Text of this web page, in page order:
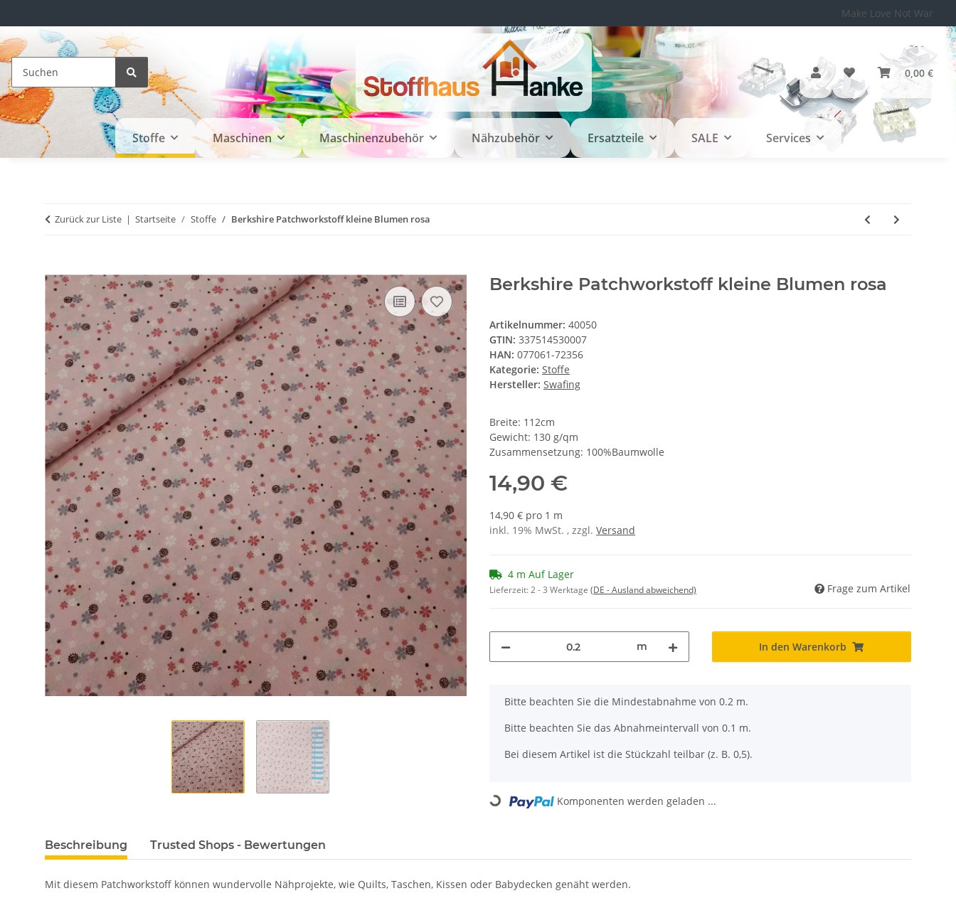
Make Love Not War
0,00 €
Stoffe Maschinen Maschinenzubehör Nähzubehör Ersatzteile SALE Services
Zurück zur Liste Startseite Stoffe Berkshire Patchworkstoff kleine Blumen rosa
Berkshire Patchworkstoff kleine Blumen rosa
Artikelnummer: 40050
GTIN: 337514530007
HAN: 077061-72356
Kategorie: Stoffe
Hersteller: Swafing
Breite: 112cm
Gewicht: 130 g/qm
Zusammensetzung: 100%Baumwolle
14,90 €
14,90 € pro 1 m
inkl. 19% MwSt. , zzgl. Versand
4 m Auf Lager
Lieferzeit:2 - 3 Werktage (DE - Ausland abweichend) Frage zum Artikel
m In den Warenkorb
x
Bitte beachten Sie die Mindestabnahme von 0.2 m.
Bitte beachten Sie das Abnahmeintervall von 0.1 m.
Bei diesem Artikel ist die Stückzahl teilbar (z. B. 0,5).
Loading... Komponenten werden geladen ...
Beschreibung Trusted Shops - Bewertungen
Mit diesem Patchworkstoff können wundervolle Nähprojekte, wie Quilts, Taschen, Kissen oder Babydecken genäht werden.